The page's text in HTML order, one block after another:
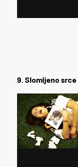
9. Slomljeno